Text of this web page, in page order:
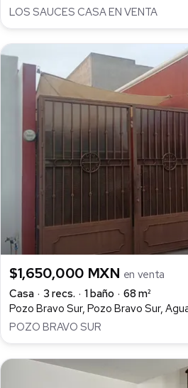
LOS SAUCES CASA EN VENTA
$1,650,000 MXN en venta
Casa
3 recs. 1 baño
68 m²
Pozo Bravo Sur, Pozo Bravo Sur,
POZO BRAVO SUR